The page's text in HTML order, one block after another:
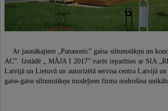
Ar jaunākajiem „Panasonic” gaisa siltumsūkņu un
AC”. Izstādē „ MĀJA I 2017” varēs iepazīties ar SIA
Latvijā un Lietuvā un autorizētā servisa centra Latvijā
gaiss-gaiss siltumsūkņu modeļiem firma nodrošina